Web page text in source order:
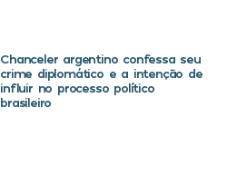
Chanceler argentino confessa seu
crime diplomático e a intenção de
influir no processo político
brasileiro